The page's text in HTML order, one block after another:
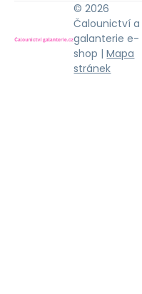
© 2026
Čalounictví a
galanterie e-
shop |Mapa
stránek